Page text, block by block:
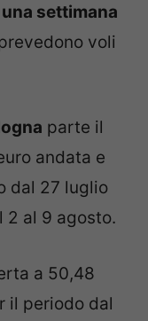
settimana
voli
parte il
andata e
dal 27 luglio
2 al 9 agosto.
a 50,48
il periodo dal